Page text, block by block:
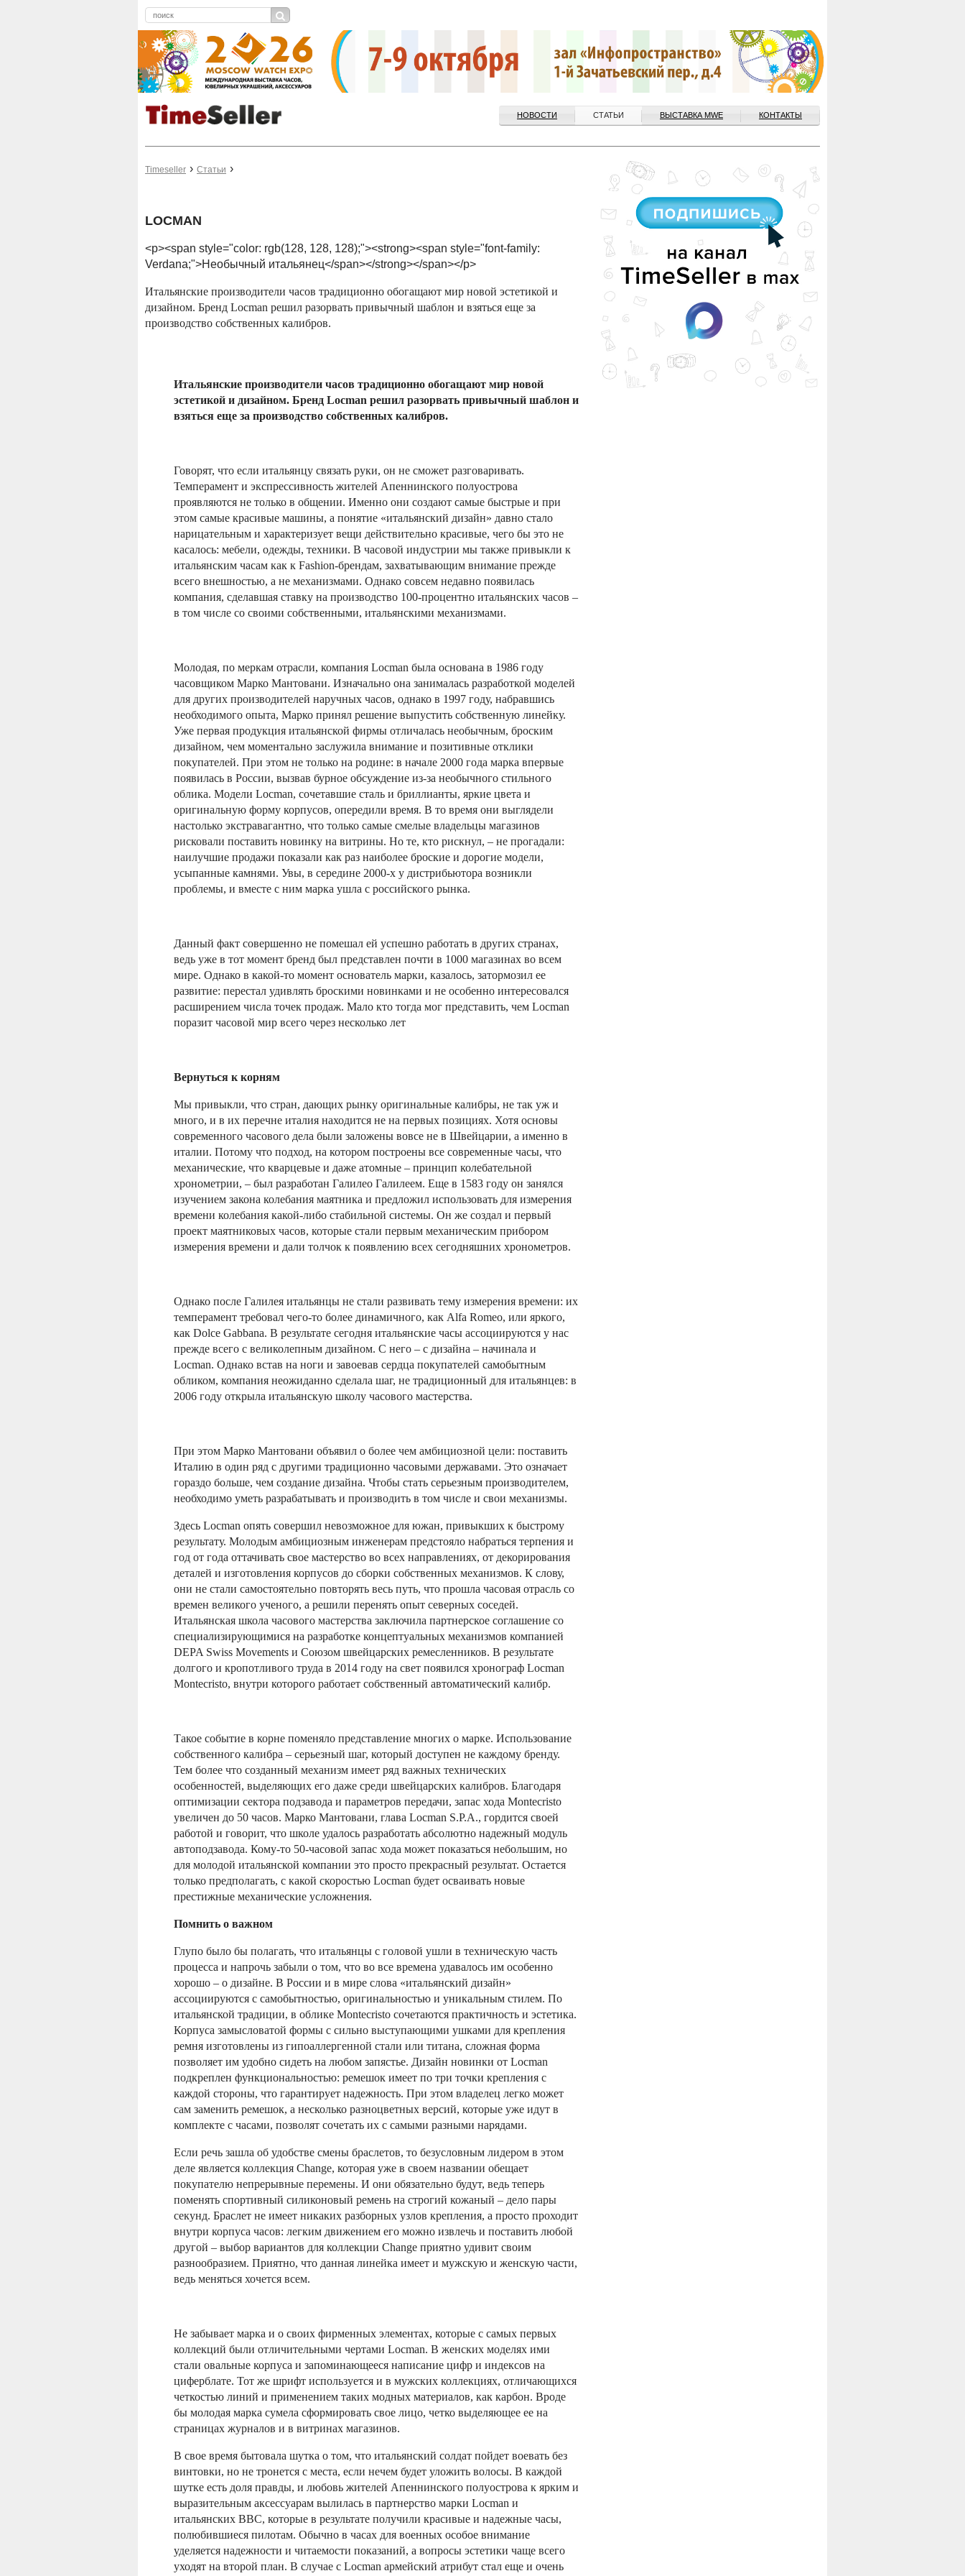
НОВОСТИ СТАТЬИ ВЫСТАВКА MWE КОНТАКТЫ
Timeseller Статьи
LOCMAN
<p><span style="color: rgb(128, 128, 128);"><strong><span style="font-family:
Verdana;">Необычный итальянец</span></strong></span></p>
Итальянские производители часов традиционно обогащают мир новой эстетикой и
дизайном. Бренд Locman решил разорвать привычный шаблон и взяться еще за
производство собственных калибров.
Итальянские производители часов традиционно обогащают мир новой
эстетикой и дизайном. Бренд Locman решил разорвать привычный шаблон и
взяться еще за производство собственных калибров.
Говорят, что если итальянцу связать руки, он не сможет разговаривать.
Темперамент и экспрессивность жителей Апеннинского полуострова
проявляются не только в общении. Именно они создают самые быстрые и при
этом самые красивые машины, а понятие «итальянский дизайн» давно стало
нарицательным и характеризует вещи действительно красивые, чего бы это не
касалось: мебели, одежды, техники. В часовой индустрии мы также привыкли к
итальянским часам как к Fashion-брендам, захватывающим внимание прежде
всего внешностью, а не механизмами. Однако совсем недавно появилась
компания, сделавшая ставку на производство 100-процентно итальянских часов –
в том числе со своими собственными, итальянскими механизмами.
Молодая, по меркам отрасли, компания Locman была основана в 1986 году
часовщиком Марко Мантовани. Изначально она занималась разработкой моделей
для других производителей наручных часов, однако в 1997 году, набравшись
необходимого опыта, Марко принял решение выпустить собственную линейку.
Уже первая продукция итальянской фирмы отличалась необычным, броским
дизайном, чем моментально заслужила внимание и позитивные отклики
покупателей. При этом не только на родине: в начале 2000 года марка впервые
появилась в России, вызвав бурное обсуждение из-за необычного стильного
облика. Модели Locman, сочетавшие сталь и бриллианты, яркие цвета и
оригинальную форму корпусов, опередили время. В то время они выглядели
настолько экстравагантно, что только самые смелые владельцы магазинов
рисковали поставить новинку на витрины. Но те, кто рискнул, – не прогадали:
наилучшие продажи показали как раз наиболее броские и дорогие модели,
усыпанные камнями. Увы, в середине 2000-х у дистрибьютора возникли
проблемы, и вместе с ним марка ушла с российского рынка.
Данный факт совершенно не помешал ей успешно работать в других странах,
ведь уже в тот момент бренд был представлен почти в 1000 магазинах во всем
мире. Однако в какой-то момент основатель марки, казалось, затормозил ее
развитие: перестал удивлять броскими новинками и не особенно интересовался
расширением числа точек продаж. Мало кто тогда мог представить, чем Locman
поразит часовой мир всего через несколько лет
Вернуться к корням
Мы привыкли, что стран, дающих рынку оригинальные калибры, не так уж и
много, и в их перечне италия находится не на первых позициях. Хотя основы
современного часового дела были заложены вовсе не в Швейцарии, а именно в
италии. Потому что подход, на котором построены все современные часы, что
механические, что кварцевые и даже атомные – принцип колебательной
хронометрии, – был разработан Галилео Галилеем. Еще в 1583 году он занялся
изучением закона колебания маятника и предложил использовать для измерения
времени колебания какой-либо стабильной системы. Он же создал и первый
проект маятниковых часов, которые стали первым механическим прибором
измерения времени и дали толчок к появлению всех сегодняшних хронометров.
Однако после Галилея итальянцы не стали развивать тему измерения времени: их
темперамент требовал чего-то более динамичного, как Alfa Romeo, или яркого,
как Dolce Gabbana. В результате сегодня итальянские часы ассоциируются у нас
прежде всего с великолепным дизайном. С него – с дизайна – начинала и
Locman. Однако встав на ноги и завоевав сердца покупателей самобытным
обликом, компания неожиданно сделала шаг, не традиционный для итальянцев: в
2006 году открыла итальянскую школу часового мастерства.
При этом Марко Мантовани объявил о более чем амбициозной цели: поставить
Италию в один ряд с другими традиционно часовыми державами. Это означает
гораздо больше, чем создание дизайна. Чтобы стать серьезным производителем,
необходимо уметь разрабатывать и производить в том числе и свои механизмы.
Здесь Locman опять совершил невозможное для южан, привыкших к быстрому
результату. Молодым амбициозным инженерам предстояло набраться терпения и
год от года оттачивать свое мастерство во всех направлениях, от декорирования
деталей и изготовления корпусов до сборки собственных механизмов. К слову,
они не стали самостоятельно повторять весь путь, что прошла часовая отрасль со
времен великого ученого, а решили перенять опыт северных соседей.
Итальянская школа часового мастерства заключила партнерское соглашение со
специализирующимися на разработке концептуальных механизмов компанией
DEPA Swiss Movements и Союзом швейцарских ремесленников. В результате
долгого и кропотливого труда в 2014 году на свет появился хронограф Locman
Montecristo, внутри которого работает собственный автоматический калибр.
Такое событие в корне поменяло представление многих о марке. Использование
собственного калибра – серьезный шаг, который доступен не каждому бренду.
Тем более что созданный механизм имеет ряд важных технических
особенностей, выделяющих его даже среди швейцарских калибров. Благодаря
оптимизации сектора подзавода и параметров передачи, запас хода Montecristo
увеличен до 50 часов. Марко Мантовани, глава Locman S.P.A., гордится своей
работой и говорит, что школе удалось разработать абсолютно надежный модуль
автоподзавода. Кому-то 50-часовой запас хода может показаться небольшим, но
для молодой итальянской компании это просто прекрасный результат. Остается
только предполагать, с какой скоростью Locman будет осваивать новые
престижные механические усложнения.
Помнить о важном
Глупо было бы полагать, что итальянцы с головой ушли в техническую часть
процесса и напрочь забыли о том, что во все времена удавалось им особенно
хорошо – о дизайне. В России и в мире слова «итальянский дизайн»
ассоциируются с самобытностью, оригинальностью и уникальным стилем. По
итальянской традиции, в облике Montecristo сочетаются практичность и эстетика.
Корпуса замысловатой формы с сильно выступающими ушками для крепления
ремня изготовлены из гипоаллергенной стали или титана, сложная форма
позволяет им удобно сидеть на любом запястье. Дизайн новинки от Locman
подкреплен функциональностью: ремешок имеет по три точки крепления с
каждой стороны, что гарантирует надежность. При этом владелец легко может
сам заменить ремешок, а несколько разноцветных версий, которые уже идут в
комплекте с часами, позволят сочетать их с самыми разными нарядами.
Если речь зашла об удобстве смены браслетов, то безусловным лидером в этом
деле является коллекция Change, которая уже в своем названии обещает
покупателю непрерывные перемены. И они обязательно будут, ведь теперь
поменять спортивный силиконовый ремень на строгий кожаный – дело пары
секунд. Браслет не имеет никаких разборных узлов крепления, а просто проходит
внутри корпуса часов: легким движением его можно извлечь и поставить любой
другой – выбор вариантов для коллекции Change приятно удивит своим
разнообразием. Приятно, что данная линейка имеет и мужскую и женскую части,
ведь меняться хочется всем.
Не забывает марка и о своих фирменных элементах, которые с самых первых
коллекций были отличительными чертами Locman. В женских моделях ими
стали овальные корпуса и запоминающееся написание цифр и индексов на
циферблате. Тот же шрифт используется и в мужских коллекциях, отличающихся
четкостью линий и применением таких модных материалов, как карбон. Вроде
бы молодая марка сумела сформировать свое лицо, четко выделяющее ее на
страницах журналов и в витринах магазинов.
В свое время бытовала шутка о том, что итальянский солдат пойдет воевать без
винтовки, но не тронется с места, если нечем будет уложить волосы. В каждой
шутке есть доля правды, и любовь жителей Апеннинского полуострова к ярким и
выразительным аксессуарам вылилась в партнерство марки Locman и
итальянских BBC, которые в результате получили красивые и надежные часы,
полюбившиеся пилотам. Обычно в часах для военных особое внимание
уделяется надежности и читаемости показаний, а вопросы эстетики чаще всего
уходят на второй план. В случае с Locman армейский атрибут стал еще и очень